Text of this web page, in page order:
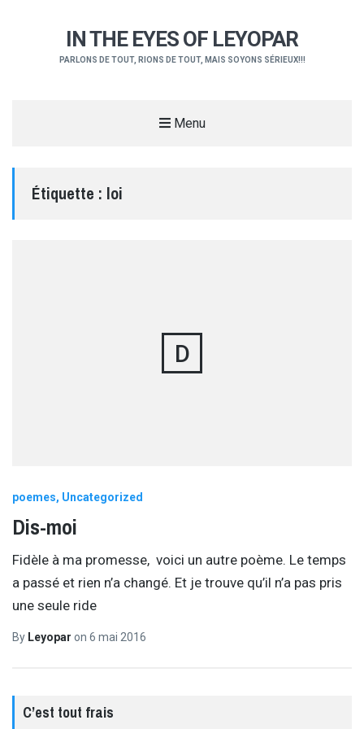
IN THE EYES OF LEYOPAR
PARLONS DE TOUT, RIONS DE TOUT, MAIS SOYONS SÉRIEUX!!!
Menu
Étiquette : loi
D
poemes Uncategorized
Dis-moi
Fidèle à ma promesse, voici un autre poème. Le temps
a passé et rien n’a changé. Et je trouve qu’il n’a pas pris
une seule ride
By Leyopar on 6 mai 2016
C’est tout frais